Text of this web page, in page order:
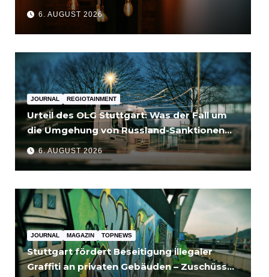
6. AUGUST 2026
JOURNAL REGIOTAINMENT
Urteil des OLG Stuttgart: Was der Fall um
die Umgehung von Russland-Sanktionen
für Unternehmen bedeutet
6. AUGUST 2026
JOURNAL MAGAZIN TOPNEWS
Stuttgart fördert Beseitigung illegaler
Graffiti an privaten Gebäuden – Zuschüsse